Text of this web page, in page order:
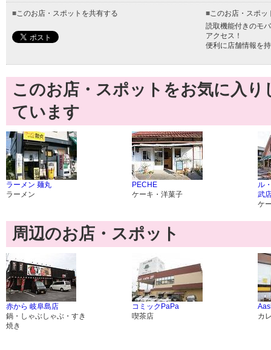
■このお店・スポットを共有する ■このお店・スポッ
読取機能付きのモ
アクセス！
便利に店舗情報を
このお店・スポットをお気に入
ています
ラーメン 麺丸
ラーメン
PECHE
ケーキ・洋菓子
ル
武
ケ
周辺のお店・スポット
赤から 岐阜島店
鍋・しゃぶしゃぶ・すき
焼き
コミックPaPa
喫茶店
カ